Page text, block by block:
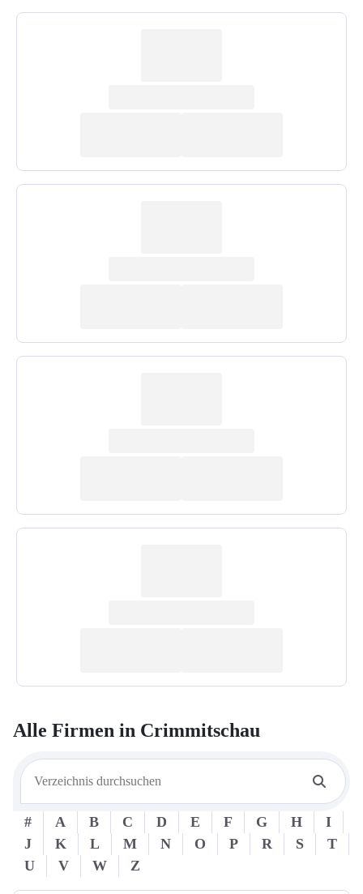
Alle Firmen in Crimmitschau
# A B C D E F G H
I
J
K L M N O P R S
T
U
V W Z